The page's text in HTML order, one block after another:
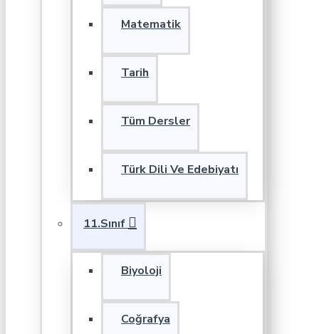
Matematik
Tarih
Tüm Dersler
Türk Dili Ve Edebiyatı
11.Sınıf
Biyoloji
Coğrafya